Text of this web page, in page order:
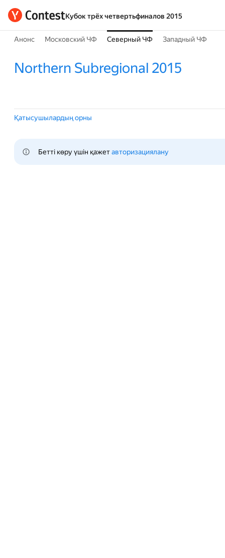
Кубок трёх четвертьфиналов 2015
Анонс Московский ЧФ Северный ЧФ Западный ЧФ
Northern Subregional 2015
Қатысушылардың орны
Бетті көру үшін қажет авторизациялану